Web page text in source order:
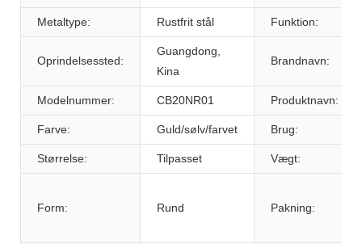
Metaltype: Rustfrit stål Funktion:
Oprindelsessted:
Guangdong,
Kina
Brandnavn:
Modelnummer: CB20NR01 Produktnavn:
Farve: Guld/sølv/farvet Brug:
Størrelse: Tilpasset Vægt:
Form: Rund Pakning: